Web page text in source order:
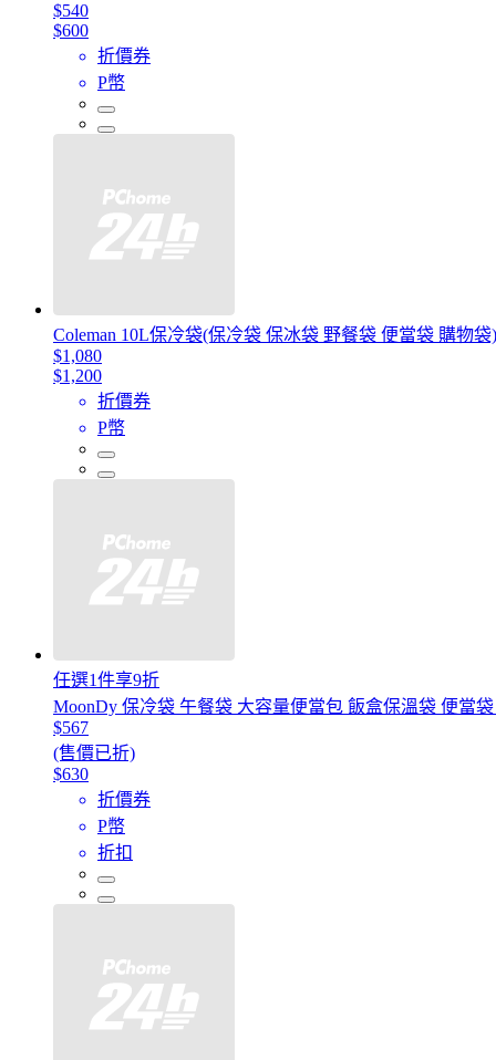
$540
$600
折價券
P幣
Coleman 10L保冷袋(保冷袋 保冰袋 野餐袋 便當袋 購物袋)
$1,080
$1,200
折價券
P幣
任選1件享9折
MoonDy 保冷袋 午餐袋 大容量便當包 飯盒保溫袋 便當袋
$567
(售價已折)
$630
折價券
P幣
折扣